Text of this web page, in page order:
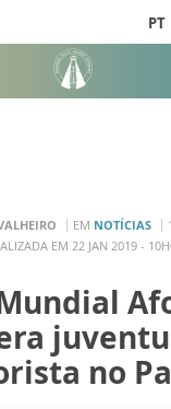
PT
EM NOTÍCIAS
EM 22 JAN 2019 -
no